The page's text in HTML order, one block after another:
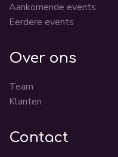
Aankomende events
Eerdere events
Over ons
Team
Klanten
Contact